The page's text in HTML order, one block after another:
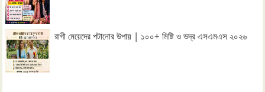
রাগী মেয়েদের পটানোর উপায় | ১০০+ মিষ্টি ও ভদ্র এসএমএস ২০২৬